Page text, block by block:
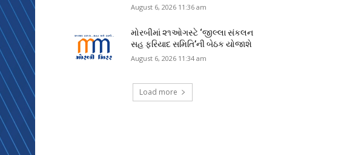
August 6, 2026 11:36 am
મોરબીમાં ૨૧ઓગસ્ટે ‘જીલ્લા સંકલન
સહ ફરિયાદ સમિતિ’ની બેઠક યોજાશે
August 6, 2026 11:34 am
Load more